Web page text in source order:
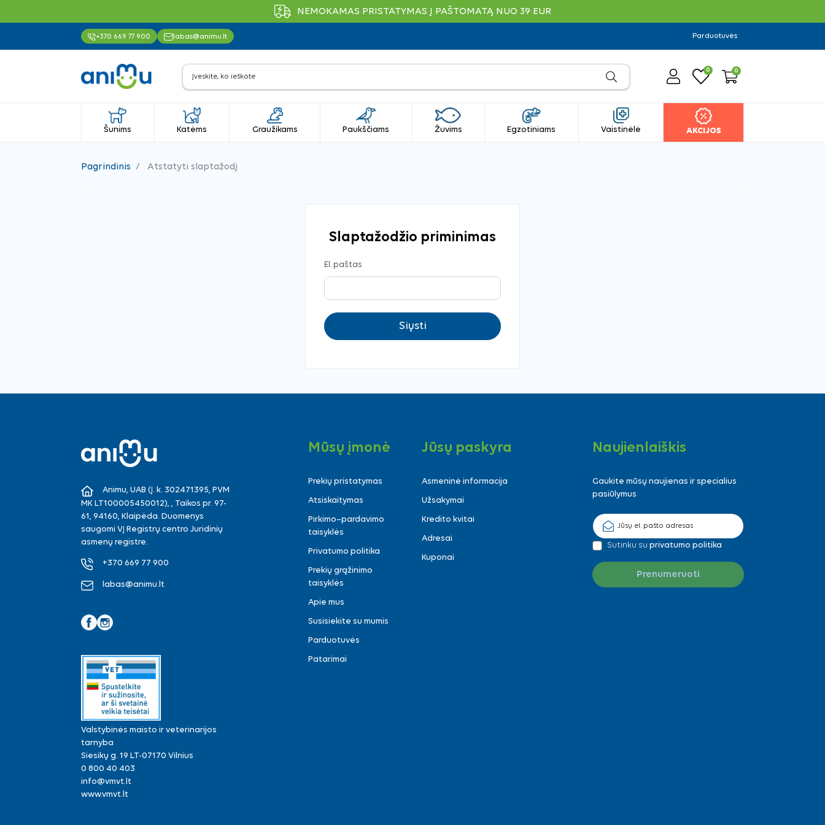
NEMOKAMAS PRISTATYMAS Į PAŠTOMATĄ NUO 39 EUR
+370 669 77 900 labas@animu.lt Parduotuvės
0 0
Šunims Katėms Graužikams Paukščiams Žuvims Egzotiniams Vaistinėlė AKCIJOS
Pagrindinis Atstatyti slaptažodį
Slaptažodžio priminimas
El. paštas
Siųsti
Animu, UAB (Į. k. 302471395, PVM
MK LT100005450012), , Taikos pr. 97-
61, 94160, Klaipėda. Duomenys
saugomi VĮ Registrų centro Juridinių
asmenų registre.
+370 669 77 900
labas@animu.lt
Valstybinės maisto ir veterinarijos
tarnyba
Siesikų g. 19 LT-07170 Vilnius
0 800 40 403
info@vmvt.lt
www.vmvt.lt
Mūsų įmonė
Prekių pristatymas
Atsiskaitymas
Pirkimo–pardavimo
taisyklės
Privatumo politika
Prekių grąžinimo
taisyklės
Apie mus
Susisiekite su mumis
Parduotuvės
Patarimai
Jūsų paskyra
Asmeninė informacija
Užsakymai
Kredito kvitai
Adresai
Kuponai
Naujienlaiškis
Gaukite mūsų naujienas ir specialius
pasiūlymus
Sutinku su privatumo politika